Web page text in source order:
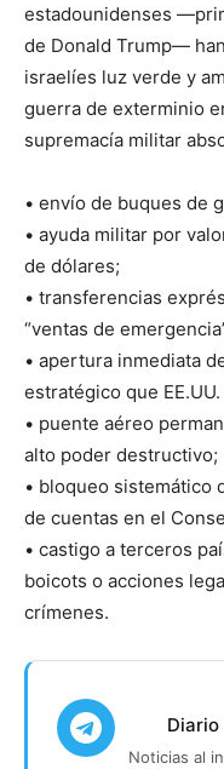
estadounidenses
de Donald Trump—
israelíes luz verde y
guerra de exterminio
supremacía militar
• envío de buques de
• ayuda militar por
de dólares;
• transferencias
“ventas de
• apertura inmediata
estratégico que
• puente aéreo
alto poder destructivo;
• bloqueo sistemático
de cuentas en el
• castigo a terceros
boicots o acciones
crímenes.
Noticias al